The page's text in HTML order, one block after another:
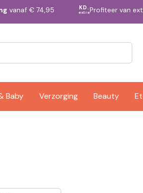
vanaf € 74,95 KD.
extraProfiteer van
Baby Verzorging Beauty